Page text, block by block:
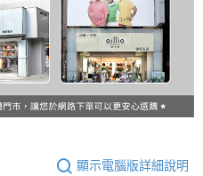
顯示電腦版詳細說明